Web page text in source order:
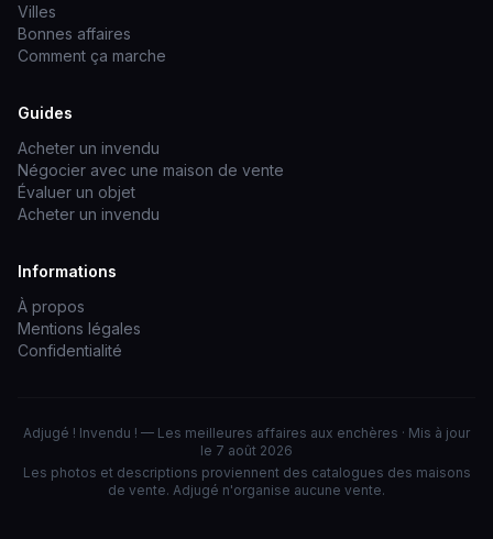
Villes
Bonnes affaires
Comment ça marche
Guides
Acheter un invendu
Négocier avec une maison de vente
Évaluer un objet
Acheter un invendu
Informations
À propos
Mentions légales
Confidentialité
Adjugé ! Invendu ! — Les meilleures affaires aux enchères · Mis à jour
le 7 août 2026
Les photos et descriptions proviennent des catalogues des maisons
de vente. Adjugé n'organise aucune vente.